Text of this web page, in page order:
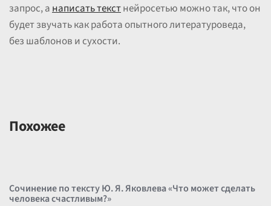
запрос, анаписать текстнейросетью можно так, что он
будет звучать как работа опытного литературоведа,
без шаблонов и сухости.
Похожее
Сочинение по тексту Ю. Я. Яковлева «Что может сделать
человека счастливым?»